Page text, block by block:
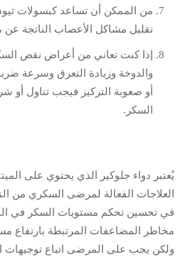
من الممكن أن تساعد كبسولات
تقليل مشاكل الأعصاب الناتجة
إذا كنت تعاني من أعراض نقص
والدوخة وزيادة التعرق وسرعة
أو صعوبة التركيز فيجب تناول
السكر.
يُعتبر دواء جلوكير الذي يحتوي على
العلاجات الفعالة لمرضى السكري من
في تحسين تحكم مستويات السكر في
مخاطر المضاعفات المرتبطة بارتفاع
ولكن يجب على المرضى اتباع توجيهات